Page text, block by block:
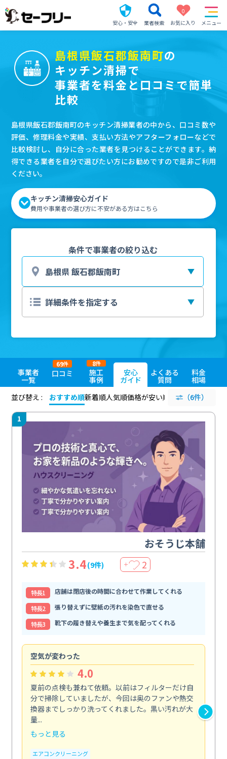
安心・安全 業者検索
0
お気に入り
メニュー
島根県飯石郡飯南町の
キッチン清掃で
事業者を料金と口コミで簡単
比較
島根県飯石郡飯南町のキッチン清掃業者の中から、口コミ数や
評価、修理料金や実績、支払い方法やアフターフォローなどで
比較検討し、自分に合った業者を見つけることができます。納
得できる業者を自分で選びたい方にお勧めですので是非ご利用
ください。
キッチン清掃安心ガイド
費用や事業者の選び方に不安がある方はこちら
条件で事業者の絞り込む
事業者
一覧
口コミ
69件
施工
事例
8件
安心
ガイド
よくある
質問
料金
相場
並び替え :
おすすめ順新着順人気順価格が安い順 評価が高い順
（6件）
1
おそうじ本舗
3.4(9件) ＋ 2
特⻑1
店舗は閉店後の時間に合わせて作業してくれる
特⻑2
張り替えずに壁紙の汚れを染色で直せる
特⻑3
靴下の履き替えや養生まで気を配ってくれる
空気が変わった
4.0
夏前の点検も兼ねて依頼。以前はフィルターだけ自
分で掃除していましたが、今回は奥のファンや熱交
換器までしっかり洗ってくれました。黒い汚れが大
量...
もっと見る
エアコンクリーニング